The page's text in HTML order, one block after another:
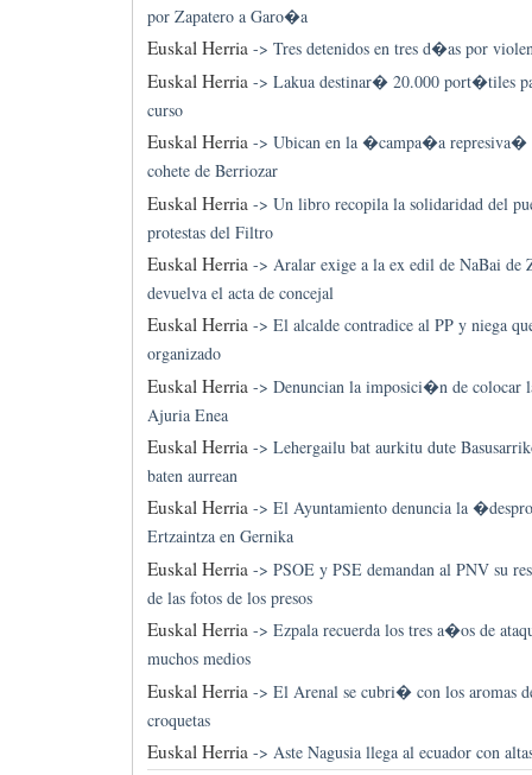
por Zapatero a Garo�a
Euskal Herria-> Tres detenidos en tres d�as por
Euskal Herria -> Lakua destinar� 20.000 port�tiles
curso
Euskal Herria-> Ubican en la �campa�a
cohete de Berriozar
Euskal Herria -> Un libro recopila la solidaridad del
protestas del Filtro
Euskal Herria-> Aralar exige a la ex edil de NaBai de
devuelva el acta de concejal
Euskal Herria-> El alcalde contradice al PP y niega
organizado
Euskal Herria -> Denuncian la imposici�n de colocar
Ajuria Enea
Euskal Herria-> Lehergailu bat aurkitu dute
baten aurrean
Euskal Herria-> El Ayuntamiento denuncia la
Ertzaintza en Gernika
Euskal Herria-> PSOE y PSE demandan al PNV su
de las fotos de los presos
Euskal Herria-> Ezpala recuerda los tres a�os de
muchos medios
Euskal Herria -> El Arenal se cubri� con los aromas
croquetas
Euskal Herria-> Aste Nagusia llega al ecuador con